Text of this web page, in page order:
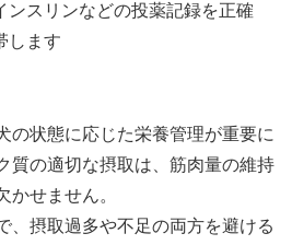
ンスリンなどの投薬記録を正確
します
の状態に応じた栄養管理が重要に
質の適切な摂取は、筋肉量の維持
かせません。
、摂取過多や不足の両方を避ける